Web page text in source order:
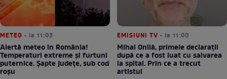
METEO • la 11:03
Alertă meteo în România!
Temperaturi extreme și furtuni
puternice. Șapte județe, sub cod
roșu
EMISIUNI TV • la 11:00
Mihai Onilă, primele declarații
după ce a fost luat cu salvarea
la spital. Prin ce a trecut
artistul